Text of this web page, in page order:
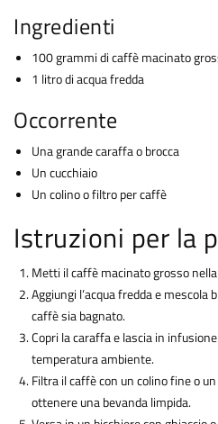
Ingredienti
100 grammi di caffè macinato
1 litro di acqua fredda
Occorrente
Una grande caraffa o brocca
Un cucchiaio
Un colino o filtro per caffè
Istruzioni per la
Metti il caffè macinato grosso
Aggiungi l’acqua fredda e
caffè sia bagnato.
Copri la caraffa e lascia in
temperatura ambiente.
Filtra il caffè con un colino fine o
ottenere una bevanda limpida.